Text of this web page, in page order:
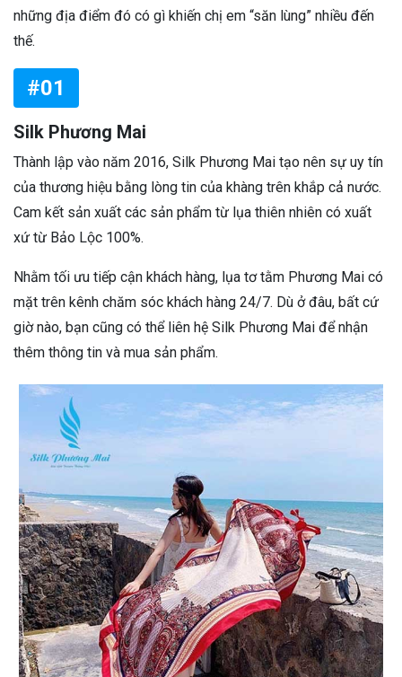
những địa điểm đó có gì khiến chị em “săn lùng” nhiều đến
thế.
#01
Silk Phương Mai
Thành lập vào năm 2016, Silk Phương Mai tạo nên sự uy tín
của thương hiệu bằng lòng tin của khàng trên khắp cả nước.
Cam kết sản xuất các sản phẩm từ lụa thiên nhiên có xuất
xứ từ Bảo Lộc 100%.
Nhằm tối ưu tiếp cận khách hàng, lụa tơ tằm Phương Mai có
mặt trên kênh chăm sóc khách hàng 24/7. Dù ở đâu, bất cứ
giờ nào, bạn cũng có thể liên hệ Silk Phương Mai để nhận
thêm thông tin và mua sản phẩm.